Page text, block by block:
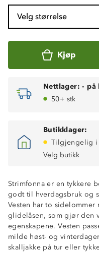
Velg størrelse
Kjøp
Nettlager: - på
50+ stk
Butikklager:
Tilgjengelig i
Velg butikk
Strimfonna er en tykkere
godt til hverdagsbruk og
Vesten har to
glidelåsen, som gjør den
egenskapene. Vesten
milde høst- og
skalljakke på tur eller
Vindtett
Isolerende
YKK-glidelås
Vannavstøtende
Stormklaff bak